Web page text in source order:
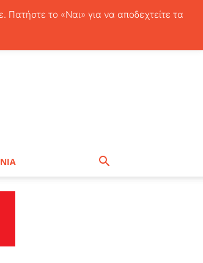
Σάββατο, 8 Αυγούστου, 2026
Πατήστε το «Ναι» για να αποδεχτείτε τα